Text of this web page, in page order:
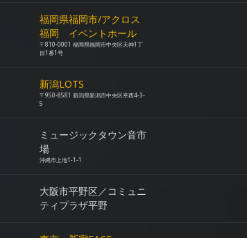
福岡県福岡市/アクロス
福岡 イベントホール
〒810-0001 福岡県福岡市中央区天神1丁
目1番1号
新潟LOTS
〒950-8581 新潟県新潟市中央区幸西4-3-
5
ミュージックタウン音市
場
沖縄市上地1-1-1
大阪市平野区／コミュニ
ティプラザ平野